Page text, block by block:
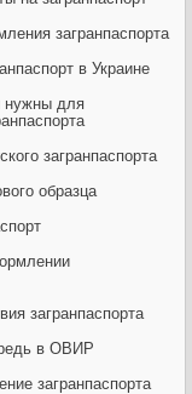
загранпаспорта
в Украине
нужны для
загранпаспорта
образца
загранпаспорта
в ОВИР
загранпаспорта